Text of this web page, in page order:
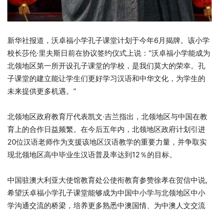
新华社报道，沃卓福小学孔子课堂计划于今年6月揭牌。该小学
校长莎伦·里夫斯日前在协议签约仪式上说：“沃卓福小学能成为
北领地区第一所开设孔子课堂的学校，是我们莫大的荣幸。孔
子课堂的建立能让学生们更好学习汉语和中华文化，为学生的
未来提供更多机遇。”
北领地区政府教育厅代表凯文·吉兰指出，北领地区与中国在教
育上的合作日益频繁。在今后五年内，北领地区政府计划引进
20位汉语老师作为支援该地区汉语教学的重要力量，并争取实
现北领地区高中毕业生汉语普及率达到12％的目标。
中国驻澳大利亚大使馆教育处公使衔教育参赞徐孝在贺信中说,
希望沃卓福小学孔子课堂能够成为中国中小学与北领地区中小
学沟通交流的桥梁，培养更多熟悉中澳国情、为中澳人文交流